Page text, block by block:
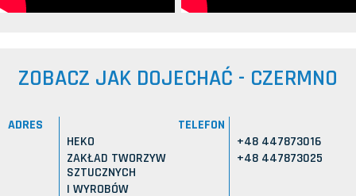
ZOBACZ JAK DOJECHAĆ - CZERMNO
ADRES
HEKO
ZAKŁAD TWORZYW
SZTUCZNYCH
I WYROBÓW
TELEFON
+48 447873016
+48 447873025